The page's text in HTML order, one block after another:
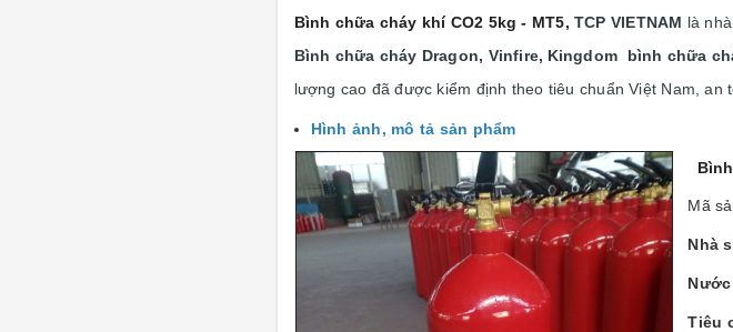
Bình chữa cháy khí CO2 5kg - MT5, TCP VIETNAM là
Bình chữa cháy Dragon, Vinfire, Kingdom bình chữa
lượng cao đã được kiểm định theo tiêu chuẩn Việt Nam, an
Hình ảnh, mô tả sản phẩm
Mã
Nhà
Nước
Tiêu